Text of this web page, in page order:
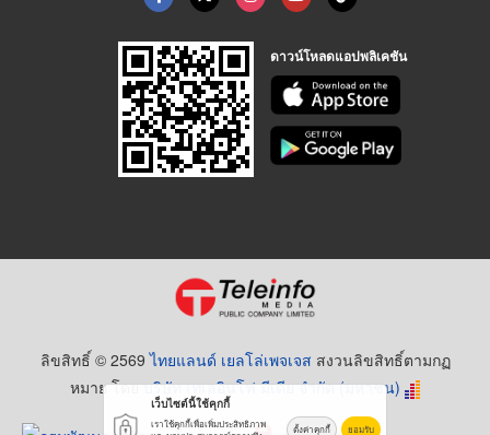
ดาวน์โหลดแอปพลิเคชัน
ลิขสิทธิ์ © 2569ไทยแลนด์ เยลโล่เพจเจส สงวนลิขสิทธิ์ตามกฏ
หมาย โดยบริษัท เทเลอินโฟ มีเดีย จำกัด (มหาชน)
เว็บไซต์นี้ใช้คุกกี้
เราใช้คุกกี้เพื่อเพิ่มประสิทธิภาพ
ตั้งค่าคุกกี้ ยอมรับ